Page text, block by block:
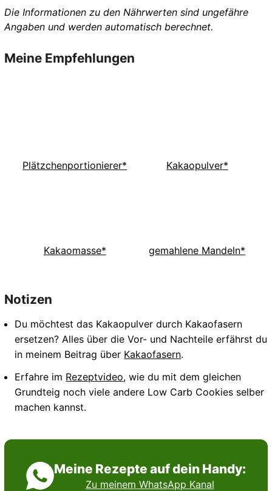
Die Informationen zu den Nährwerten sind ungefähre
Angaben und werden automatisch berechnet.
Meine Empfehlungen
Plätzchenportionierer* Kakaopulver*
Kakaomasse* gemahlene Mandeln*
Notizen
Du möchtest das Kakaopulver durch Kakaofasern
ersetzen? Alles über die Vor- und Nachteile erfährst du
in meinem Beitrag über Kakaofasern.
Erfahre im Rezeptvideo, wie du mit dem gleichen
Grundteig noch viele andere Low Carb Cookies selber
machen kannst.
Meine Rezepte auf dein Handy:
Zu meinem WhatsApp Kanal